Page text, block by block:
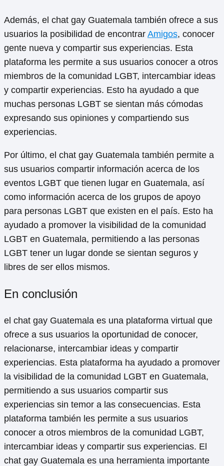
Además, el chat gay Guatemala también ofrece a sus
usuarios la posibilidad de encontrar Amigos, conocer
gente nueva y compartir sus experiencias. Esta
plataforma les permite a sus usuarios conocer a otros
miembros de la comunidad LGBT, intercambiar ideas
y compartir experiencias. Esto ha ayudado a que
muchas personas LGBT se sientan más cómodas
expresando sus opiniones y compartiendo sus
experiencias.
Por último, el chat gay Guatemala también permite a
sus usuarios compartir información acerca de los
eventos LGBT que tienen lugar en Guatemala, así
como información acerca de los grupos de apoyo
para personas LGBT que existen en el país. Esto ha
ayudado a promover la visibilidad de la comunidad
LGBT en Guatemala, permitiendo a las personas
LGBT tener un lugar donde se sientan seguros y
libres de ser ellos mismos.
En conclusión
el chat gay Guatemala es una plataforma virtual que
ofrece a sus usuarios la oportunidad de conocer,
relacionarse, intercambiar ideas y compartir
experiencias. Esta plataforma ha ayudado a promover
la visibilidad de la comunidad LGBT en Guatemala,
permitiendo a sus usuarios compartir sus
experiencias sin temor a las consecuencias. Esta
plataforma también les permite a sus usuarios
conocer a otros miembros de la comunidad LGBT,
intercambiar ideas y compartir sus experiencias. El
chat gay Guatemala es una herramienta importante